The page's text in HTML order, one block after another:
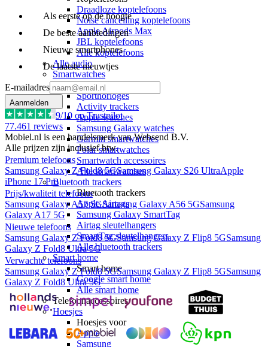
Draadloze koptelefoons
Noise cancelling koptelefoons
Apple Airpods Max
JBL koptelefoons
Alle koptelefoons
Alle audio
Smartwatches
Smartwatches
Sporthorloges
Activity trackers
Apple watches
Samsung Galaxy watches
Garmin smartwatches
Polar smartwatches
Smartwatch accessoires
Alle smartwatches
Bluetooth trackers
Bluetooth trackers
Apple Airtags
Samsung Galaxy SmartTag
Airtag sleutelhangers
SmartTag sleutelhangers
Alle bluetooth trackers
Smart home
Smart home
Google smart home
Alle smart home
Telefoonaccessoires
Hoesjes
Hoesjes voor
Apple
Samsung
Als eerste op de hoogte
De beste aanbiedingen
Nieuwe smartphones
De laatste nieuwtjes
E-mailadres
Aanmelden
9/10 op Trustpilot
77.461 reviews
Mobiel.nl is een handelsmerk van Websend B.V.
Alle prijzen zijn inclusief btw.
Premium telefoons
Samsung Galaxy Z Fold8 5GSamsung Galaxy S26 UltraApple
iPhone 17 Pro
Prijs/kwaliteit telefoons
Samsung Galaxy A57 5GSamsung Galaxy A56 5GSamsung
Galaxy A17 5G
Nieuwe telefoons
Samsung Galaxy Z Fold8 5GSamsung Galaxy Z Flip8 5GSamsung
Galaxy Z Fold8 Ultra 5G
Verwachte telefoons
Samsung Galaxy Z Fold8 5GSamsung Galaxy Z Flip8 5GSamsung
Galaxy Z Fold8 Ultra 5G